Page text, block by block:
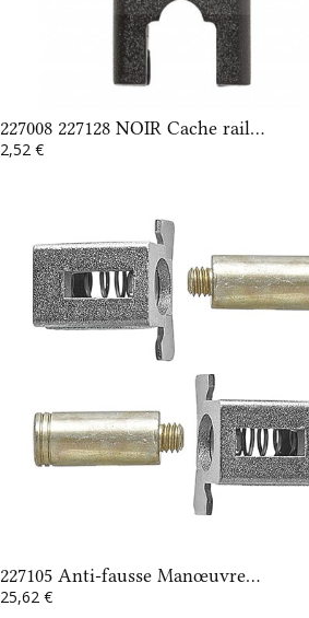
227008 227128 NOIR Cache rail...
2,52 €
227105 Anti-fausse Manœuvre...
25,62 €